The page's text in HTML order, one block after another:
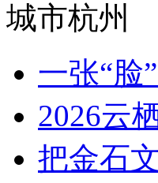
城市杭州
一张“脸
2026云
把金石